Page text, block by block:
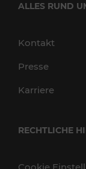
ALLES RUND
Kontakt
Presse
Karriere
RECHTLICHE